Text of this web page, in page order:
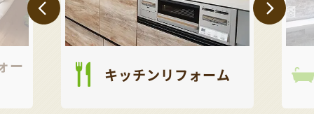
ー キッチンリフォーム